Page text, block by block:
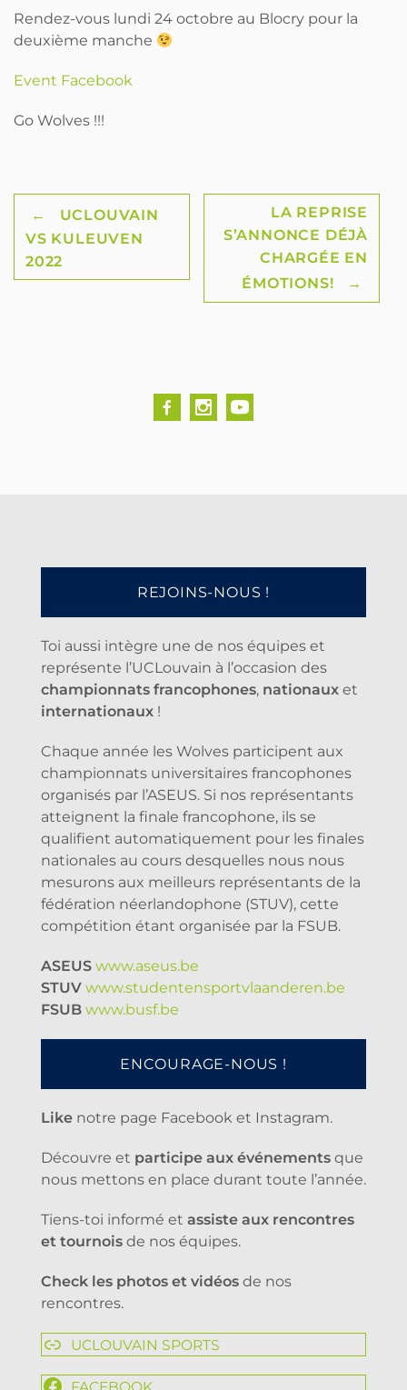
Rendez-vous lundi 24 octobre au Blocry pour la
deuxième manche
Event Facebook
Go Wolves !!!
Post
navigation
←
UCLOUVAIN
VS KULEUVEN
2022
LA REPRISE
S’ANNONCE DÉJÀ
CHARGÉE EN
ÉMOTIONS!
→
REJOINS-NOUS !
Toi aussi intègre une de nos équipes et
représente l’UCLouvain à l’occasion des
championnats francophones, nationaux et
internationaux !
Chaque année les Wolves participent aux
championnats universitaires francophones
organisés par l’ASEUS. Si nos représentants
atteignent la finale francophone, ils se
qualifient automatiquement pour les finales
nationales au cours desquelles nous nous
mesurons aux meilleurs représentants de la
fédération néerlandophone (STUV), cette
compétition étant organisée par la FSUB.
ASEUS www.aseus.be
STUV www.studentensportvlaanderen.be
FSUB www.busf.be
ENCOURAGE-NOUS !
Like notre page Facebook et Instagram.
Découvre et participe aux événements que
nous mettons en place durant toute l’année.
Tiens-toi informé et assiste aux rencontres
et tournois de nos équipes.
Check les photos et vidéos de nos
rencontres.
UCLOUVAIN SPORTS